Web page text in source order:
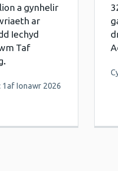
a gynhelir
ar
Iechyd
Taf
1af Ionawr 2026